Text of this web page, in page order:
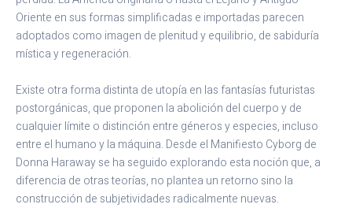
Oriente en sus formas simplificadas e importadas parecen
adoptados como imagen de plenitud y equilibrio, de sabiduría
mística y regeneración.
Existe otra forma distinta de utopía en las fantasías futuristas
postorgánicas, que proponen la abolición del cuerpo y de
cualquier límite o distinción entre géneros y especies, incluso
entre el humano y la máquina. Desde el Manifiesto Cyborg de
Donna Haraway se ha seguido explorando esta noción que, a
diferencia de otras teorías, no plantea un retorno sino la
construcción de subjetividades radicalmente nuevas.